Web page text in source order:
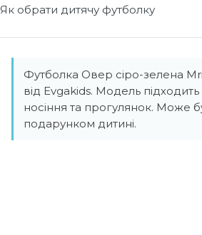
Як обрати дитячу футболку
Футболка Овер сіро-зелена
від Evgakids. Модель
носіння та прогулянок. Може
подарунком дитині.